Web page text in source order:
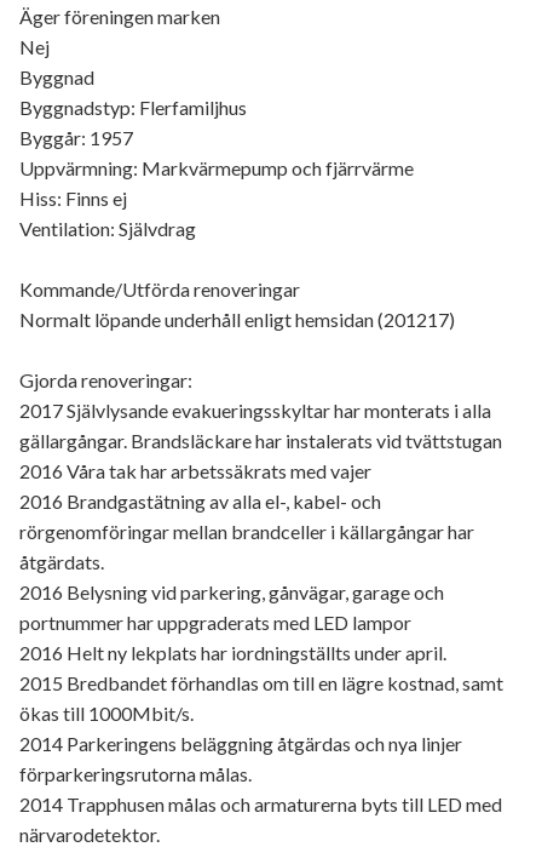
Äger föreningen marken
Nej
Byggnad
Byggnadstyp: Flerfamiljhus
Byggår: 1957
Uppvärmning: Markvärmepump och fjärrvärme
Hiss: Finns ej
Ventilation: Självdrag
Kommande/Utförda renoveringar
Normalt löpande underhåll enligt hemsidan (201217)
Gjorda renoveringar:
2017 Självlysande evakueringsskyltar har monterats i alla
gällargångar. Brandsläckare har instalerats vid tvättstugan
2016 Våra tak har arbetssäkrats med vajer
2016 Brandgastätning av alla el-, kabel- och
rörgenomföringar mellan brandceller i källargångar har
åtgärdats.
2016 Belysning vid parkering, gånvägar, garage och
portnummer har uppgraderats med LED lampor
2016 Helt ny lekplats har iordningställts under april.
2015 Bredbandet förhandlas om till en lägre kostnad, samt
ökas till 1000Mbit/s.
2014 Parkeringens beläggning åtgärdas och nya linjer
förparkeringsrutorna målas.
2014 Trapphusen målas och armaturerna byts till LED med
närvarodetektor.